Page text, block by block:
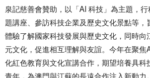
泉記慈善會贊助，以「AI 科技」為主題，
題講座、參訪科技企業及歷史文化景點等，
體驗了解國家科技發展與歷史文化，同時向
元文化，促進相互理解與友誼。今年在聚焦
化紅色教育與文化宣講合作，期望培養具科